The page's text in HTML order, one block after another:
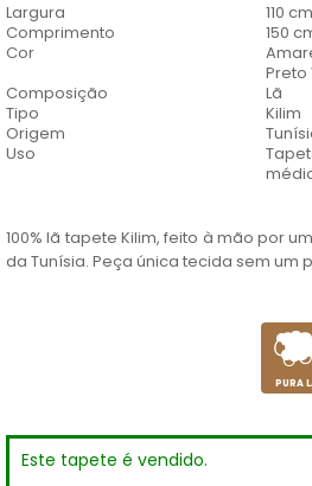
Largura
110 cm
Comprimento
150
Cor
Preto
Composição
Lã
Tipo
Kilim
Origem
Uso
100% lã tapete Kilim, feito à mão por
da Tunísia. Peça única tecida sem
PURA
Este tapete é vendido.